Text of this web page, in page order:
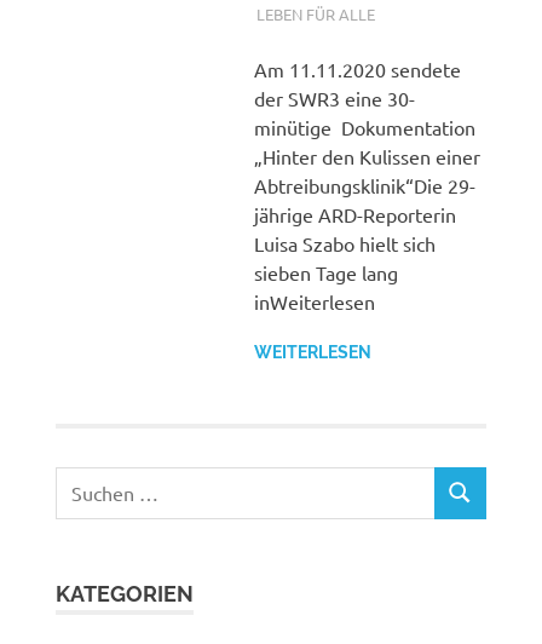
LEBEN FÜR ALLE
Am 11.11.2020 sendete
der SWR3 eine 30-
minütige Dokumentation
„Hinter den Kulissen einer
Abtreibungsklinik“Die 29-
jährige ARD-Reporterin
Luisa Szabo hielt sich
sieben Tage lang
inWeiterlesen
WEITERLESEN
nach:
SUCHEN
KATEGORIEN